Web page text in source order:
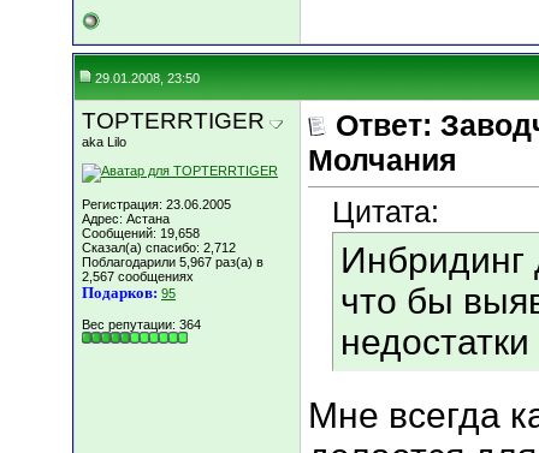
29.01.2008, 23:50
TOPTERRTIGER
aka Lilo
Регистрация: 23.06.2005
Адрес: Астана
Сообщений: 19,658
Сказал(а) спасибо: 2,712
Поблагодарили 5,967 раз(а) в
2,567 сообщениях
Подарков: 95
Вес репутации: 364
Ответ:
Молчания
Цитата:
Инбридинг
что бы
Мне всегда